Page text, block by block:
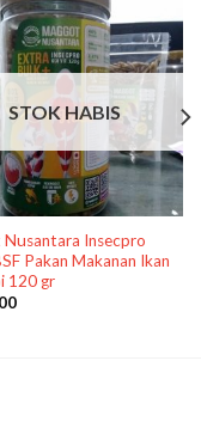
STOK HABIS
Insecpro
Pakan Makanan Ikan
120 gr